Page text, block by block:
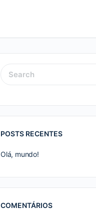
SEARCH
FOR:
POSTS RECENTES
Olá, mundo!
COMENTÁRIOS